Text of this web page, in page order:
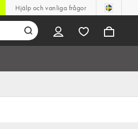
Hjälp och vanliga frågor